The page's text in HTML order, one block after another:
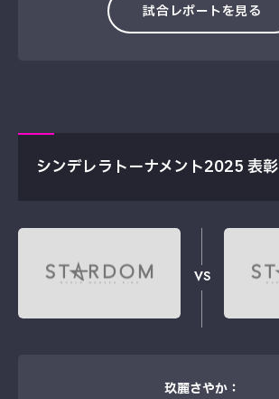
試合レポートを見る
シンデレラトーナメント2025 表彰
VS
玖麗さやか：